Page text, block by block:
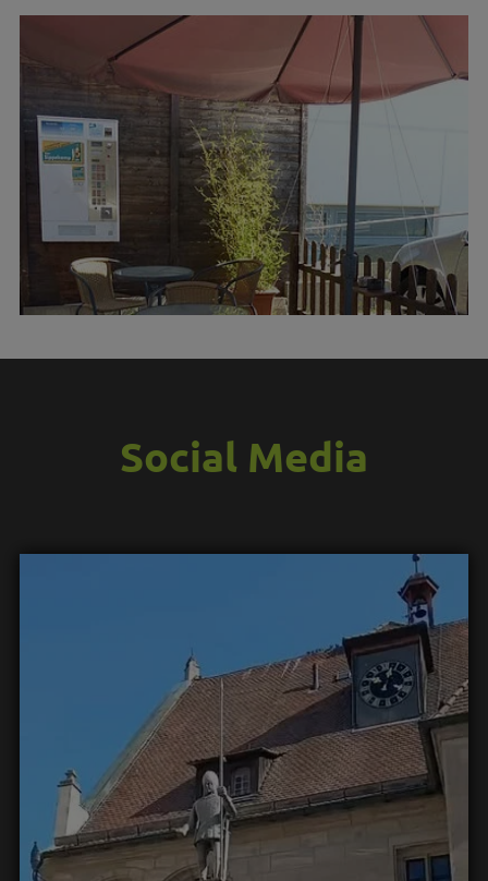
Social Media